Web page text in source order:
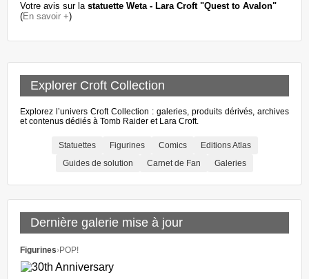
Votre avis sur la statuette Weta - Lara Croft "Quest to Avalon"
(En savoir +)
Explorer Croft Collection
Explorez l’univers Croft Collection : galeries, produits dérivés, archives
et contenus dédiés à Tomb Raider et Lara Croft.
Statuettes Figurines Comics
Editions Atlas
Guides de solution
Carnet de Fan Galeries
Dernière galerie mise à jour
Figurines›POP!